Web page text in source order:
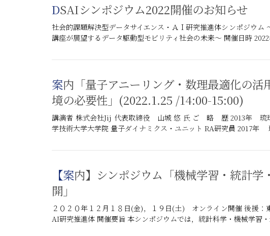
DSAIシンポジウム2022開催のお知らせ
社会的課題解決型データサイエンス・ＡＩ研究推進体シンポジウ
講座が展望するデータ駆動型モビリティ社会の未来～ 開催日時
案内「量子アニーリング・数理最適化の活用事例と非専門家のための開発環
境の必要性」(2022.1.25 /14:00-15:00)
講演者 株式会社Jij 代表取締役 山城 悠 氏 ご 略 歴 2013年 琉
学技術大学大学院 量子ダイナミクス・ユニット RA研究員 2017
【案内】シンポジウム「機械学習・統計学・最適化の数理とAI技術への展
開」
２０２０年１２月１８日(金)，１９日(土) オンライン開催 後援：
AI研究推進体 開催要旨 本シンポジウムでは，統計科学・機械学習